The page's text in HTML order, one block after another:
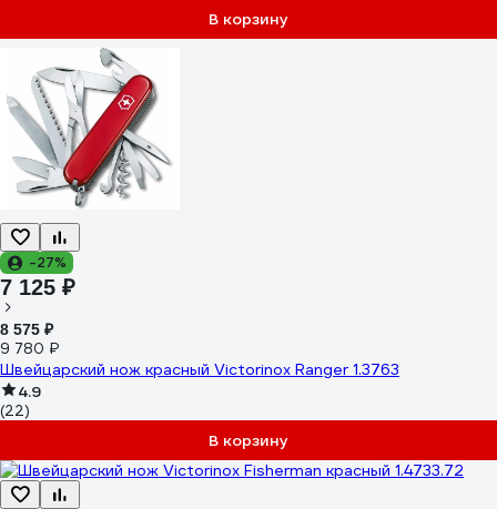
В корзину
-27%
7 125 ₽
8 575 ₽
9 780 ₽
Швейцарский нож красный Victorinox Ranger 1.3763
4.9
(22)
В корзину